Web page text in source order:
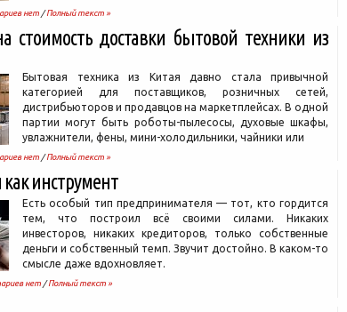
нет /Полный текст »
стоимость доставки бытовой техники из
Бытовая техника из Китая давно стала привычной
категорией для поставщиков, розничных сетей,
дистрибьюторов и продавцов на маркетплейсах. В одной
партии могут быть роботы-пылесосы, духовые шкафы,
увлажнители, фены, мини-холодильники, чайники или
нет /Полный текст »
инструмент
Есть особый тип предпринимателя — тот, кто гордится
тем, что построил всё своими силами. Никаких
инвесторов, никаких кредиторов, только собственные
деньги и собственный темп. Звучит достойно. В каком-то
смысле даже вдохновляет.
нет /Полный текст »